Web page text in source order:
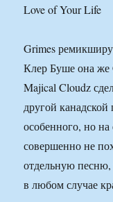
Love of Your Life
Grimes
Клер Буше она же
Majical Cloudz
другой
особенного, но
совершенно не
отдельную
в любом случае